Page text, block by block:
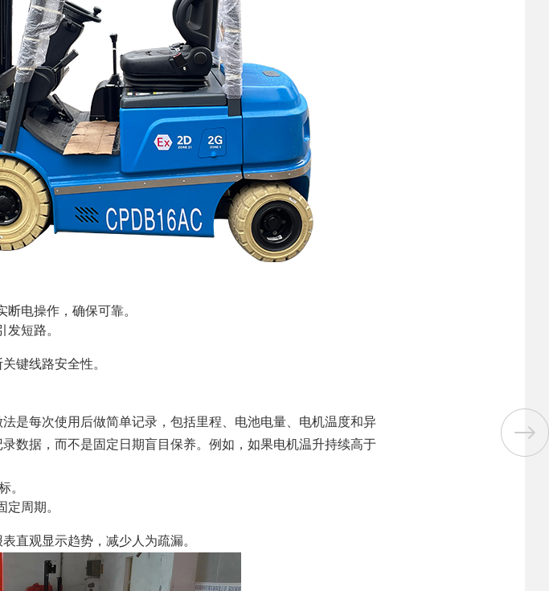
电操作，确保可靠。
短路。
键线路安全性。
是每次使用后做简单记录，包括里程、电池电量、电机温度和异
数据，而不是固定日期盲目保养。例如，如果电机温升持续高于
。
周期。
直观显示趋势，减少人为疏漏。